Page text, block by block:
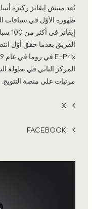
المركز الثاني في بطولة
مرتبات على منصة التتويج.
X
FACEBOOK